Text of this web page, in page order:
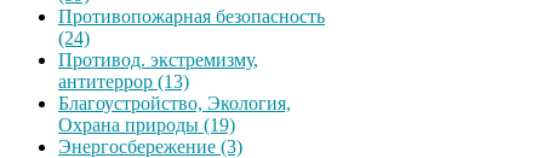
Противопожарная безопасность
(24)
Противод. экстремизму,
антитеррор (13)
Благоустройство, Экология,
Охрана природы (19)
Энергосбережение (3)